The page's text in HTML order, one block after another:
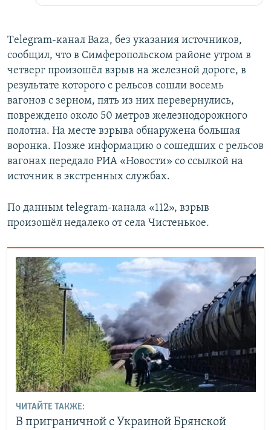
Тelegram-канал Baza, без указания источников,
сообщил, что в Симферопольском районе утром в
четверг произошёл взрыв на железной дороге, в
результате которого с рельсов сошли восемь
вагонов с зерном, пять из них перевернулись,
повреждено около 50 метров железнодорожного
полотна. На месте взрыва обнаружена большая
воронка. Позже информацию о сошедших с рельсов
вагонах передало РИА «Новости» со ссылкой на
источник в экстренных службах.
По данным telegram-канала «112», взрыв
произошёл недалеко от села Чистенькое.
ЧИТАЙТЕ ТАКЖЕ:
В приграничной с Украиной Брянской